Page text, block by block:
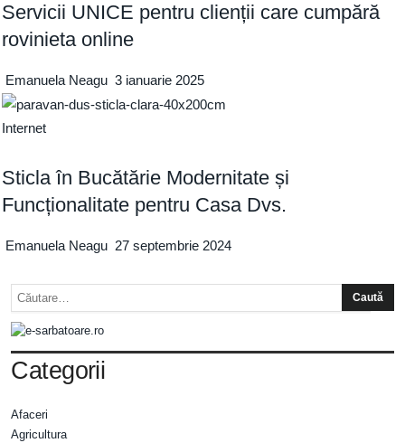
Servicii UNICE pentru clienții care cumpără
rovinieta online
Emanuela Neagu 3 ianuarie 2025
Internet
Sticla în Bucătărie Modernitate și
Funcționalitate pentru Casa Dvs.
Emanuela Neagu 27 septembrie 2024
Categorii
Afaceri
Agricultura